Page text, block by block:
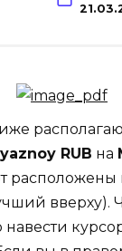
RUB на
расположены
вверху).